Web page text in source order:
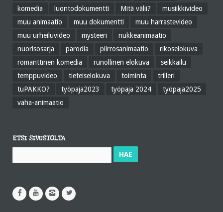
komedia
luontodokumentti Mitä välii?
musiikkivideo
muu animaatio
muu dokumentti
muu harrastevideo
muu urheiluvideo
mysteeri
nukkeanimaatio
nuorisosarja
parodia piirrosanimaatio
rikoselokuva
romanttinen komedia
runollinen elokuva
seikkailu
temppuvideo
tieteiselokuva toiminta
trilleri
tuPAKKO?
työpaja2023 työpaja 2024
työpaja2025
vaha-animaatio
ETSI SIVUSTOLTA